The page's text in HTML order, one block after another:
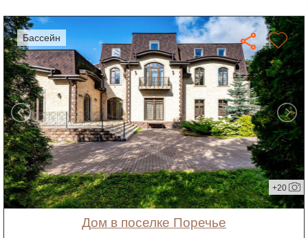
бассейн
+20
дом в поселке Поречье